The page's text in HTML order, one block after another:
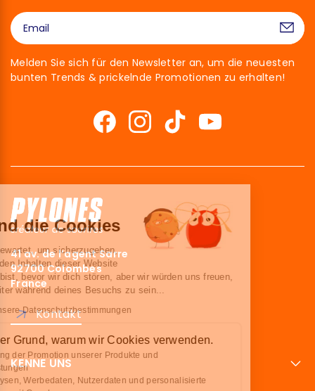
Melden Sie sich für den Newsletter an, um die neuesten
bunten Trends & prickelnde Promotionen zu erhalten!
41 av. de l’agent Sarre
92700 Colombes
France
Kontakt
KENNE UNS
Hallo!
Wir sind die Cookies
Wir haben gewartet, um sicherzugehen,
dass du an den Inhalten dieser Website
interessiert bist, bevor wir dich stören, aber wir würden uns freuen,
deine Begleiter während deines Besuchs zu sein...
Lesen Sie unsere Datenschutzbestimmungen
Hier ist der Grund, warum wir Cookies verwenden.
Optimierung der Promotion unserer Produkte und
Dienstleistungen
Teile Analysen, Werbedaten, Nutzerdaten und personalisierte